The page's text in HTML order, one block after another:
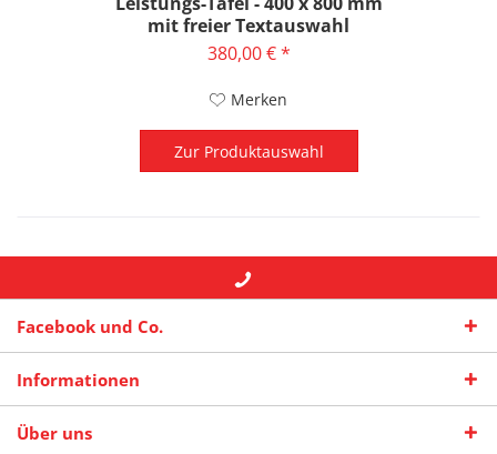
mit freier Textauswahl
380,00 € *
Merken
Zur Produktauswahl
Facebook und Co.
Informationen
Über uns